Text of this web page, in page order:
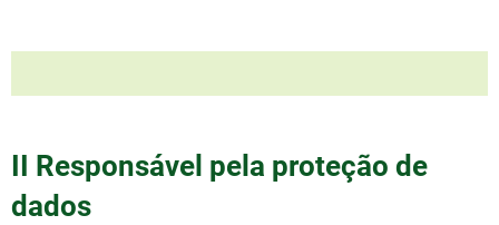
II Responsável pela proteção de
dados